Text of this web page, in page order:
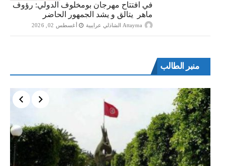
في افتتاح مهرجان بومخلوف الدولي: رؤوف
ماهر يتالق و يشد الجمهور الحاضر
Attayma الشاذلي عرايبية أغسطس 02, 2026
منبر الطالب